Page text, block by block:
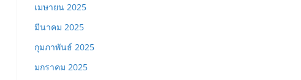
เมษายน 2025
มีนาคม 2025
กุมภาพันธ์ 2025
มกราคม 2025